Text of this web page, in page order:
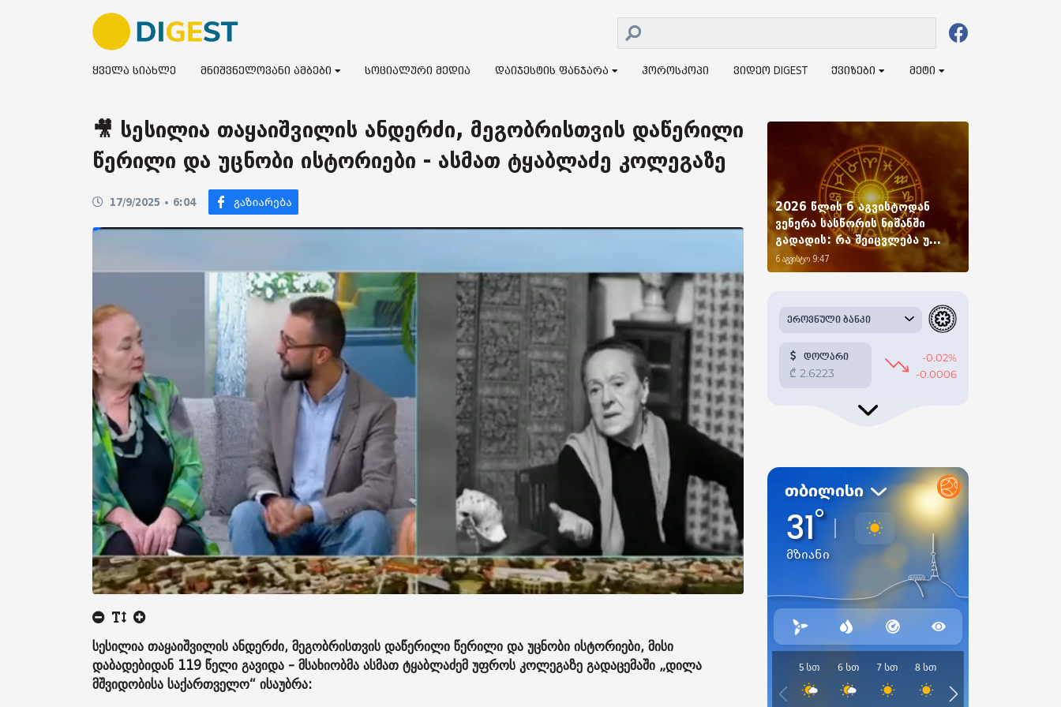
ყველა სიახლე მნიშვნელოვანი ამბები სოციალური მედია დაიჯესტის ფანჯარა ჰოროსკოპი ვიდეო DIGEST ქვიზები მეტი
🎥 სესილია თაყაიშვილის ანდერძი, მეგობრისთვის დაწერილი
წერილი და უცნობი ისტორიები - ასმათ ტყაბლაძე კოლეგაზე
17/9/2025 • 6:04
სესილია თაყაიშვილის ანდერძი, მეგობრისთვის დაწერილი წერილი და უცნობი ისტორიები, მისი
დაბადებიდან 119 წელი გავიდა - მსახიობმა ასმათ ტყაბლაძემ უფროს კოლეგაზე გადაცემაში „დილა
მშვიდობისა საქართველო“ ისაუბრა:
2026 წლის 6 აგვისტოდან
ვენერა სასწორის ნიშანში
გადადის: რა შეიცვლება უ...
6 აგვისტო 9:47